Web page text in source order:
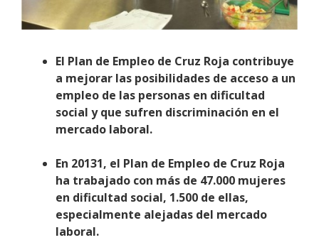
El Plan de Empleo de Cruz Roja contribuye
a mejorar las posibilidades de acceso a un
empleo de las personas en dificultad
social y que sufren discriminación en el
mercado laboral.
En 20131, el Plan de Empleo de Cruz Roja
ha trabajado con más de 47.000 mujeres
en dificultad social, 1.500 de ellas,
especialmente alejadas del mercado
laboral.